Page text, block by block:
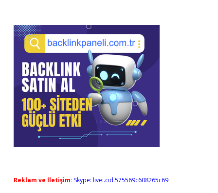
Reklam ve İletişim: Skype: live:.cid.575569c608265c69